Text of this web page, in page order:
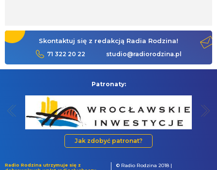
Skontaktuj się z redakcją Radia Rodzina!
71 322 20 22 studio@radiorodzina.pl
Patronaty:
Jak zdobyć patronat?
Radio Rodzina utrzymuje się z
© Radio Rodzina 2018 |